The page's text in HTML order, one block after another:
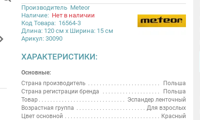
Производитель Meteor
Наличие: Нет в наличии
Код Товара: 16564-3
Длина: 120 см x Ширина: 15 см
Арикул: 30090
ХАРАКТЕРИСТИКИ:
Основные:
Страна производитель
Польша
Страна регистрации бренда
Польша
Товар
Эспандер ленточный
Возрастная группа
Для взрослых
Цвет основной
Красный